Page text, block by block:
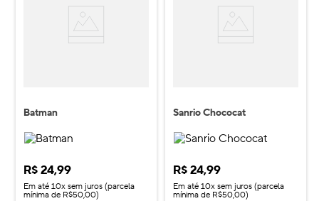
Batman
R$24,99
Em até 10x sem juros (parcela
mínima de R$50,00)
Sanrio Chococat
R$24,99
Em até 10x sem juros (parcela
mínima de R$50,00)